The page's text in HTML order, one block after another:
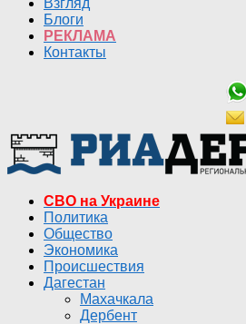
Взгляд
Блоги
РЕКЛАМА
Контакты
СВО на Украине
Политика
Общество
Экономика
Происшествия
Дагестан
Махачкала
Дербент